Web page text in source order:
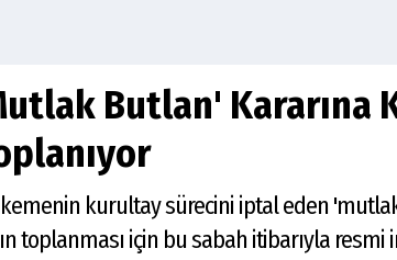
Butlan' Kararına
kurultay sürecini iptal eden
toplanması için bu sabah itibarıyla